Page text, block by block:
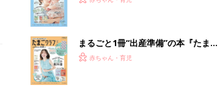
離乳食はいつから？進め方は？「たまひよ きほんの離